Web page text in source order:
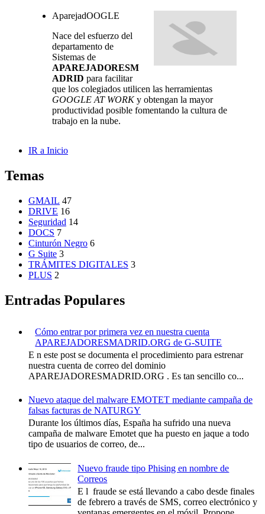
AparejadOOGLE
Nace del esfuerzo del
departamento de
Sistemas de
APAREJADORESM
ADRID para facilitar
que los colegiados utilicen las herramientas
GOOGLE AT WORKy obtengan la mayor
productividad posible fomentando la cultura de
trabajo en la nube.
IR a Inicio
Temas
GMAIL 47
DRIVE 16
Seguridad 14
DOCS 7
Cinturón Negro 6
G Suite 3
TRÁMITES DIGITALES 3
PLUS 2
Entradas Populares
Cómo entrar por primera vez en nuestra cuenta
APAREJADORESMADRID.ORG de G-SUITE
E n este post se documenta el procedimiento para estrenar
nuestra cuenta de correo del dominio
APAREJADORESMADRID.ORG . Es tan sencillo co...
Nuevo ataque del malware EMOTET mediante campaña de
falsas facturas de NATURGY
Durante los últimos días, España ha sufrido una nueva
campaña de malware Emotet que ha puesto en jaque a todo
tipo de usuarios de correo, de...
Nuevo fraude tipo Phising en nombre de
Correos
E l fraude se está llevando a cabo desde finales
de febrero a través de SMS, correo electrónico y